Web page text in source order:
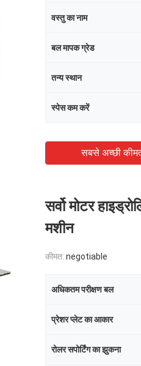
वस्तु का नाम
बल मापक ग्रेड
तन्य स्थान
स्पेस कम करें
सबसे अच्छी
सर्वो मोटर
मशीन
कीमत: negotiable
अधिकतम परीक्षण बल
प्रेशर प्लेट का आकार
रोलर सपोर्टिंग का झुकना